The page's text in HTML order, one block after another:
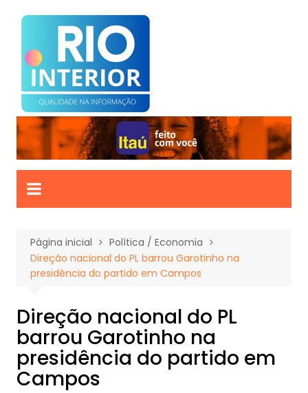
para
conteúdo
Página inicial
Política / Economia
Direção nacional do PL barrou Garotinho na
presidência do partido em Campos
Direção nacional do PL
barrou Garotinho na
presidência do partido em
Campos